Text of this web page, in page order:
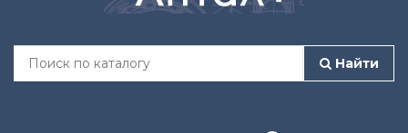
Найти
Лента